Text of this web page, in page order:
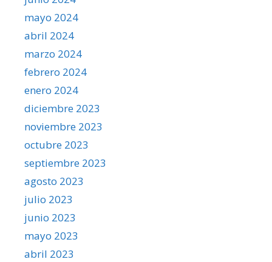
mayo 2024
abril 2024
marzo 2024
febrero 2024
enero 2024
diciembre 2023
noviembre 2023
octubre 2023
septiembre 2023
agosto 2023
julio 2023
junio 2023
mayo 2023
abril 2023